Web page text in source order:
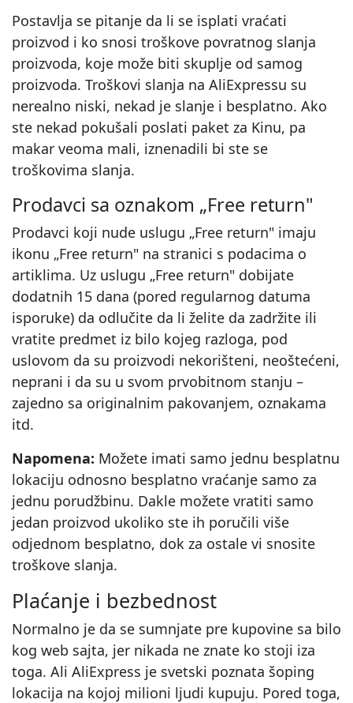
Postavlja se pitanje da li se isplati vraćati
proizvod i ko snosi troškove povratnog slanja
proizvoda, koje može biti skuplje od samog
proizvoda. Troškovi slanja na AliExpressu su
nerealno niski, nekad je slanje i besplatno. Ako
ste nekad pokušali poslati paket za Kinu, pa
makar veoma mali, iznenadili bi ste se
troškovima slanja.
Prodavci sa oznakom „Free return"
Prodavci koji nude uslugu „Free return" imaju
ikonu „Free return" na stranici s podacima o
artiklima. Uz uslugu „Free return" dobijate
dodatnih 15 dana (pored regularnog datuma
isporuke) da odlučite da li želite da zadržite ili
vratite predmet iz bilo kojeg razloga, pod
uslovom da su proizvodi nekorišteni, neoštećeni,
neprani i da su u svom prvobitnom stanju –
zajedno sa originalnim pakovanjem, oznakama
itd.
Napomena: Možete imati samo jednu besplatnu
lokaciju odnosno besplatno vraćanje samo za
jednu porudžbinu. Dakle možete vratiti samo
jedan proizvod ukoliko ste ih poručili više
odjednom besplatno, dok za ostale vi snosite
troškove slanja.
Plaćanje i bezbednost
Normalno je da se sumnjate pre kupovine sa bilo
kog web sajta, jer nikada ne znate ko stoji iza
toga. Ali AliExpress je svetski poznata šoping
lokacija na kojoj milioni ljudi kupuju. Pored toga,